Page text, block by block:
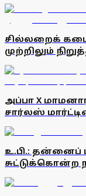
சில்லறைக்
முற்றிலும்
அப்பா X
சார்லஸ் மார்ட்டின்
உ.பி.: தன்னைப்
சுட்டுக்கொன்ற